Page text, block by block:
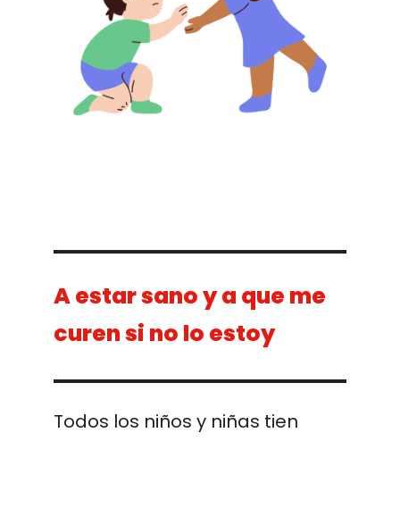
A estar sano y a que me
curen si no lo estoy
Todos los niños y niñas tienen